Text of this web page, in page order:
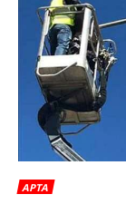
ΑΡΤΑ